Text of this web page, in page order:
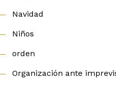
Navidad
Niños
orden
Organización ante